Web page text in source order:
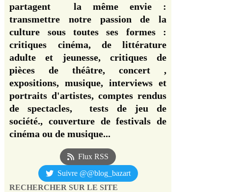
partagent la même envie :
transmettre notre passion de la
culture sous toutes ses formes :
critiques cinéma, de littérature
adulte et jeunesse, critiques de
pièces de théâtre, concert ,
expositions, musique, interviews et
portraits d'artistes, comptes rendus
de spectacles, tests de jeu de
société., couverture de festivals de
cinéma ou de musique...
Flux RSS
Suivre @@blog_bazart
RECHERCHER SUR LE SITE